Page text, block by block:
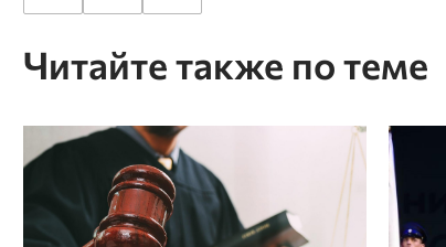
Читайте также по теме